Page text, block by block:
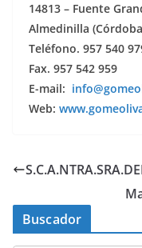
14813 – Fuente
Almedinilla
Teléfono. 957 540
Fax. 957 542 959
E-mail:
Web:
Buscador